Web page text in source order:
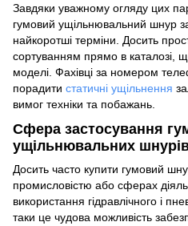
Завдяки уважному огляду цих
гумовий ущільнювальний шнур
найкоротші терміни. Досить
сортуванням прямо в каталозі,
моделі. Фахівці за номером
порадити статичні ущільнення
вимог техніки та побажань.
Сфера застосування
ущільнювальних
Досить часто купити гумовий
промисловістю або сферах
використання гідравлічного і
таки це чудова можливість